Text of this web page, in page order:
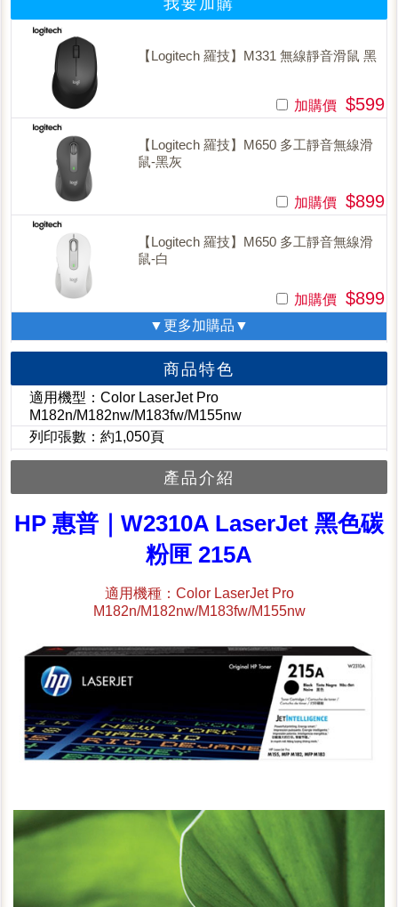
【Logitech 羅技】M331 無線靜音滑鼠 黑
加購價 $599
【Logitech 羅技】M650 多工靜音無線滑
鼠-黑灰
加購價 $899
【Logitech 羅技】M650 多工靜音無線滑
鼠-白
加購價 $899
▼更多加購品▼
商品特色
適用機型：Color LaserJet Pro
M182n/M182nw/M183fw/M155nw
列印張數：約1,050頁
產品介紹
HP 惠普｜W2310A LaserJet 黑色碳
粉匣 215A
適用機種：Color LaserJet Pro
M182n/M182nw/M183fw/M155nw